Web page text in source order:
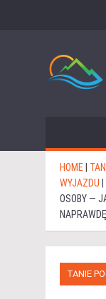
HOME
WYJAZDU
OSOBY —
TANIE